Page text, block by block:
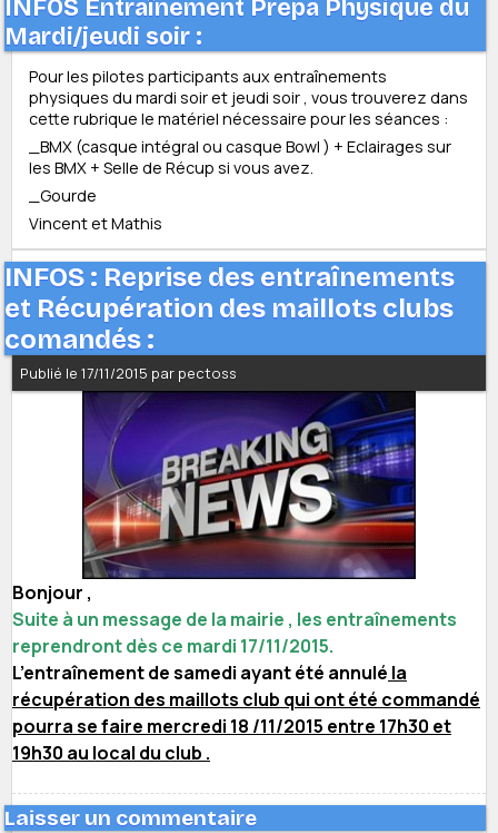
INFOS Entraînement Prepa Physique du
Mardi/jeudi soir :
Pour les pilotes participants aux entraînements
physiques du mardi soir et jeudi soir , vous trouverez dans
cette rubrique le matériel nécessaire pour les séances :
_BMX (casque intégral ou casque Bowl ) + Eclairages sur
les BMX + Selle de Récup si vous avez.
_Gourde
Vincent et Mathis
INFOS : Reprise des entraînements
et Récupération des maillots clubs
comandés :
Publié le 17/11/2015 par pectoss
Bonjour ,
Suite à un message de la mairie , les entraînements
reprendront dès ce mardi 17/11/2015.
L’entraînement de samedi ayant été annulé la
récupération des maillots club qui ont été commandé
pourra se faire mercredi 18 /11/2015 entre 17h30 et
19h30 au local du club .
Laisser un commentaire